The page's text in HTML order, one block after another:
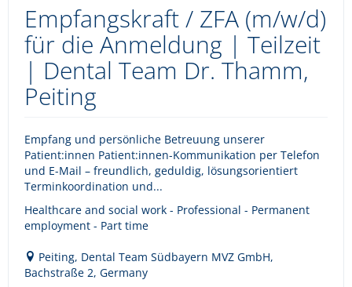
Empfangskraft / ZFA (m/w/d)
für die Anmeldung | Teilzeit
| Dental Team Dr. Thamm,
Peiting
Empfang und persönliche Betreuung unserer
Patient:innen Patient:innen-Kommunikation per Telefon
und E-Mail – freundlich, geduldig, lösungsorientiert
Terminkoordination und...
Healthcare and social work - Professional - Permanent
employment - Part time
Peiting, Dental Team Südbayern MVZ GmbH,
Bachstraße 2, Germany